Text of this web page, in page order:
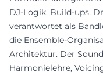
DJ-Logik, Build-ups,
verantwortet als
die Ensemble-
Architektur. Der
Harmonielehre,